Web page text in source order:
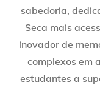
sabedoria,
Seca mais
inovador de
complexos em
estudantes a